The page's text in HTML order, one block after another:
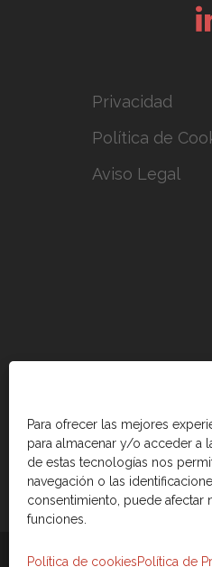
Para ofrecer las mejores
para almacenar y/o acceder a
de estas tecnologías nos
navegación o las
consentimiento, puede afectar
funciones.
Política de cookiesPolítica de
Privacidad
Política de
Aviso Legal
© 2026 Cámara